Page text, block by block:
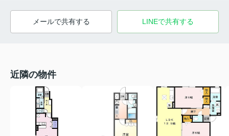
メールで共有する LINEで共有する
近隣の物件